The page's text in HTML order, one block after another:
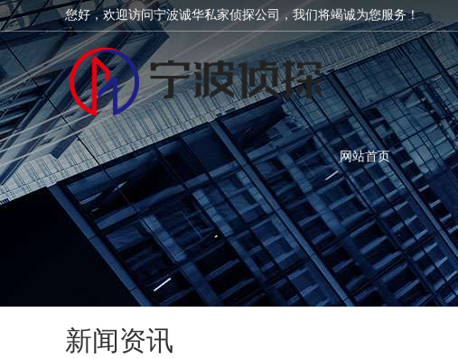
您好，欢迎访问宁波诚华私家侦探公司，我们将竭诚为您服务！
网站首页
新闻资讯